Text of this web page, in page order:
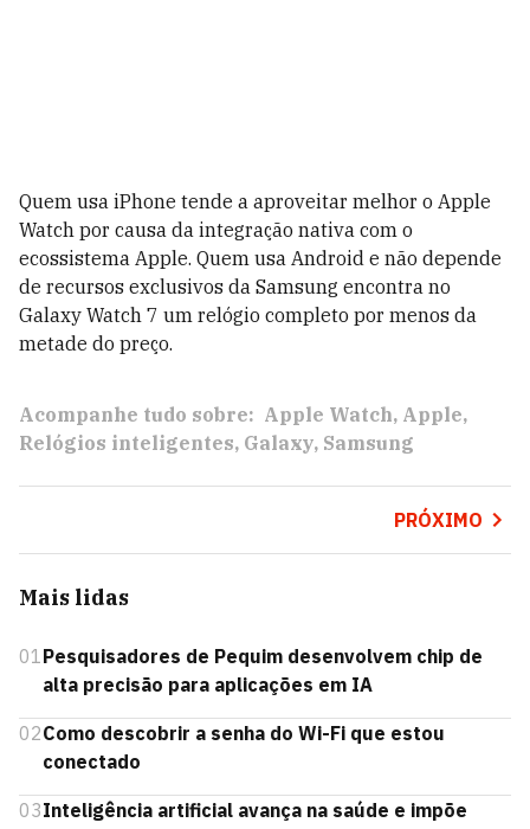
Quem usa iPhone tende a aproveitar melhor o Apple
Watch por causa da integração nativa com o
ecossistema Apple. Quem usa Android e não depende
de recursos exclusivos da Samsung encontra no
Galaxy Watch 7 um relógio completo por menos da
metade do preço.
Acompanhe tudo sobre: Apple Watch Apple
Relógios inteligentes Galaxy Samsung
PRÓXIMO
Mais lidas
01Pesquisadores de Pequim desenvolvem chip de
alta precisão para aplicações em IA
02Como descobrir a senha do Wi-Fi que estou
conectado
03Inteligência artificial avança na saúde e impõe